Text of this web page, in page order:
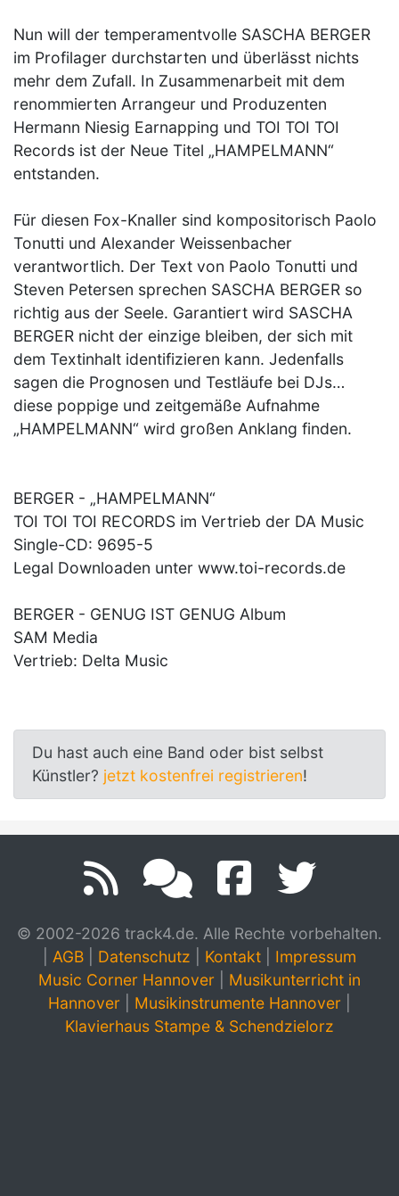
Nun will der temperamentvolle SASCHA BERGER
im Profilager durchstarten und überlässt nichts
mehr dem Zufall. In Zusammenarbeit mit dem
renommierten Arrangeur und Produzenten
Hermann Niesig Earnapping und TOI TOI TOI
Records ist der Neue Titel „HAMPELMANN“
entstanden.
Für diesen Fox-Knaller sind kompositorisch Paolo
Tonutti und Alexander Weissenbacher
verantwortlich. Der Text von Paolo Tonutti und
Steven Petersen sprechen SASCHA BERGER so
richtig aus der Seele. Garantiert wird SASCHA
BERGER nicht der einzige bleiben, der sich mit
dem Textinhalt identifizieren kann. Jedenfalls
sagen die Prognosen und Testläufe bei DJs…
diese poppige und zeitgemäße Aufnahme
„HAMPELMANN“ wird großen Anklang finden.
BERGER - „HAMPELMANN“
TOI TOI TOI RECORDS im Vertrieb der DA Music
Single-CD: 9695-5
Legal Downloaden unter www.toi-records.de
BERGER - GENUG IST GENUG Album
SAM Media
Vertrieb: Delta Music
Du hast auch eine Band oder bist selbst
Künstler? jetzt kostenfrei registrieren!
© 2002-2026 track4.de. Alle Rechte vorbehalten.
AGB Datenschutz Kontakt
Impressum
Music Corner Hannover
Musikunterricht in
Hannover
Musikinstrumente Hannover
Klavierhaus Stampe & Schendzielorz